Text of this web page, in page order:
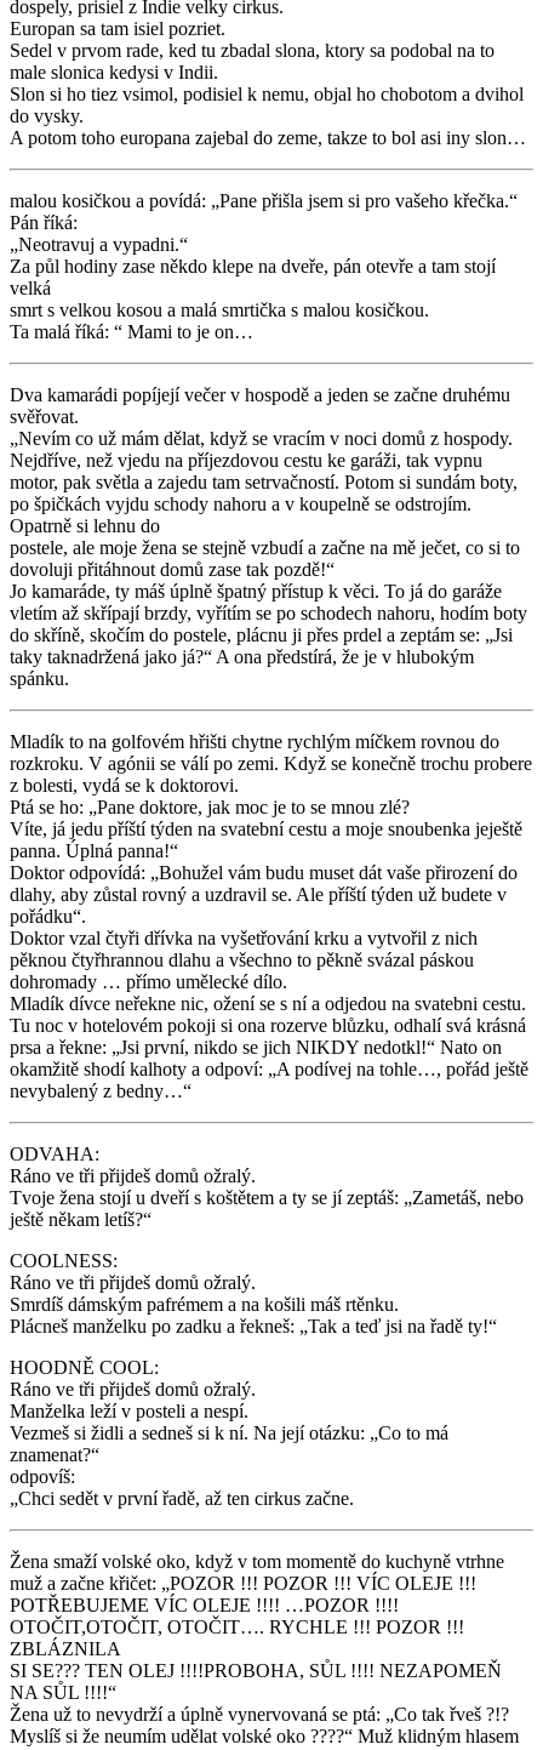
dospely, prisiel z Indie velky cirkus.
Europan sa tam isiel pozriet.
Sedel v prvom rade, ked tu zbadal slona, ktory sa podobal na to
male slonica kedysi v Indii.
Slon si ho tiez vsimol, podisiel k nemu, objal ho chobotom a dvihol
do vysky.
A potom toho europana zajebal do zeme, takze to bol asi iny slon…
malou kosičkou a povídá: „Pane přišla jsem si pro vašeho křečka.“
Pán říká:
„Neotravuj a vypadni.“
Za půl hodiny zase někdo klepe na dveře, pán otevře a tam stojí
velká
smrt s velkou kosou a malá smrtička s malou kosičkou.
Ta malá říká: “ Mami to je on…
Dva kamarádi popíjejí večer v hospodě a jeden se začne druhému
svěřovat.
„Nevím co už mám dělat, když se vracím v noci domů z hospody.
Nejdříve, než vjedu na příjezdovou cestu ke garáži, tak vypnu
motor, pak světla a zajedu tam setrvačností. Potom si sundám boty,
po špičkách vyjdu schody nahoru a v koupelně se odstrojím.
Opatrně si lehnu do
postele, ale moje žena se stejně vzbudí a začne na mě ječet, co si to
dovoluji přitáhnout domů zase tak pozdě!“
Jo kamaráde, ty máš úplně špatný přístup k věci. To já do garáže
vletím až skřípají brzdy, vyřítím se po schodech nahoru, hodím boty
do skříně, skočím do postele, plácnu ji přes prdel a zeptám se: „Jsi
taky taknadržená jako já?“ A ona předstírá, že je v hlubokým
spánku.
Mladík to na golfovém hřišti chytne rychlým míčkem rovnou do
rozkroku. V agónii se válí po zemi. Když se konečně trochu probere
z bolesti, vydá se k doktorovi.
Ptá se ho: „Pane doktore, jak moc je to se mnou zlé?
Víte, já jedu příští týden na svatební cestu a moje snoubenka jeještě
panna. Úplná panna!“
Doktor odpovídá: „Bohužel vám budu muset dát vaše přirození do
dlahy, aby zůstal rovný a uzdravil se. Ale příští týden už budete v
pořádku“.
Doktor vzal čtyři dřívka na vyšetřování krku a vytvořil z nich
pěknou čtyřhrannou dlahu a všechno to pěkně svázal páskou
dohromady … přímo umělecké dílo.
Mladík dívce neřekne nic, ožení se s ní a odjedou na svatebni cestu.
Tu noc v hotelovém pokoji si ona rozerve blůzku, odhalí svá krásná
prsa a řekne: „Jsi první, nikdo se jich NIKDY nedotkl!“ Nato on
okamžitě shodí kalhoty a odpoví: „A podívej na tohle…, pořád ještě
nevybalený z bedny…“
ODVAHA:
Ráno ve tři přijdeš domů ožralý.
Tvoje žena stojí u dveří s koštětem a ty se jí zeptáš: „Zametáš, nebo
ještě někam letíš?“
COOLNESS:
Ráno ve tři přijdeš domů ožralý.
Smrdíš dámským pafrémem a na košili máš rtěnku.
Plácneš manželku po zadku a řekneš: „Tak a teď jsi na řadě ty!“
HOODNĚ COOL:
Ráno ve tři přijdeš domů ožralý.
Manželka leží v posteli a nespí.
Vezmeš si židli a sedneš si k ní. Na její otázku: „Co to má
znamenat?“
odpovíš:
„Chci sedět v první řadě, až ten cirkus začne.
Žena smaží volské oko, když v tom momentě do kuchyně vtrhne
muž a začne křičet: „POZOR !!! POZOR !!! VÍC OLEJE !!!
POTŘEBUJEME VÍC OLEJE !!!! …POZOR !!!!
OTOČIT,OTOČIT, OTOČIT…. RYCHLE !!! POZOR !!!
ZBLÁZNILA
SI SE??? TEN OLEJ !!!!PROBOHA, SŮL !!!! NEZAPOMEŇ
NA SŮL !!!!“
Žena už to nevydrží a úplně vynervovaná se ptá: „Co tak řveš ?!?
Myslíš si že neumím udělat volské oko ????“ Muž klidným hlasem